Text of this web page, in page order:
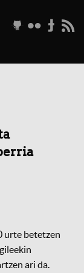
g f t r
urte betetzen
ari da.